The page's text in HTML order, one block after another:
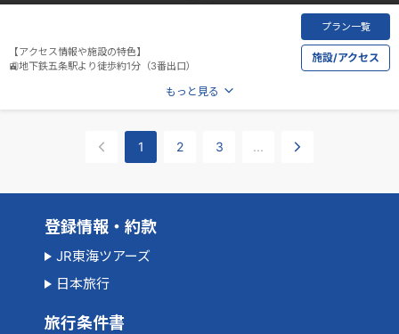
プラン一覧
施設/アクセス
【アクセス情報や施設の特色】
🚉地下鉄五条駅より徒歩約1分（3番出口）
もっと見る
1 2 3 ...
登録情報・約款
JR東海ツアーズ
日本旅行
旅行条件書